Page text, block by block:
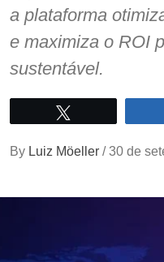
a plataforma
e maximiza o ROI
sustentável.
By Luiz Möeller / 30 de